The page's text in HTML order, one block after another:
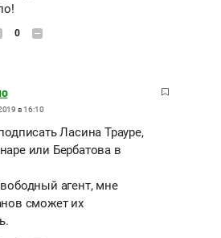
0
в 16:10
Ласина Трауре,
или Бербатова в
агент, мне
сможет их